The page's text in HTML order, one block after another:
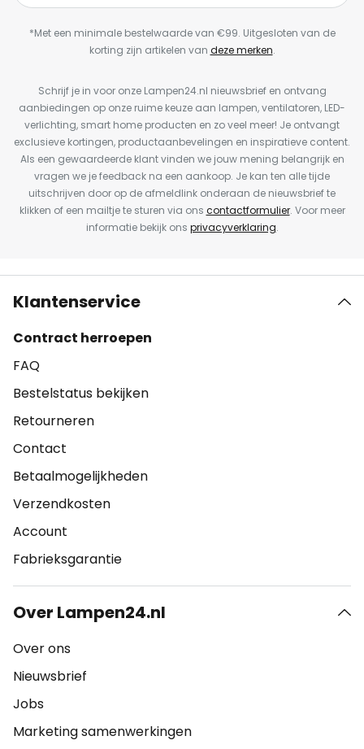
*Met een minimale bestelwaarde van €99. Uitgesloten van de
korting zijn artikelen van deze merken.
Schrijf je in voor onze Lampen24.nl nieuwsbrief en ontvang
aanbiedingen op onze ruime keuze aan lampen, ventilatoren, LED-
verlichting, smart home producten en zo veel meer! Je ontvangt
exclusieve kortingen, productaanbevelingen en inspiratieve content.
Als een gewaardeerde klant vinden we jouw mening belangrijk en
vragen we je feedback na een aankoop. Je kan ten alle tijde
uitschrijven door op de afmeldlink onderaan de nieuwsbrief te
klikken of een mailtje te sturen via ons contactformulier. Voor meer
informatie bekijk ons privacyverklaring.
Klantenservice
Contract herroepen
FAQ
Bestelstatus bekijken
Retourneren
Contact
Betaalmogelijkheden
Verzendkosten
Account
Fabrieksgarantie
Over Lampen24.nl
Over ons
Nieuwsbrief
Jobs
Marketing samenwerkingen